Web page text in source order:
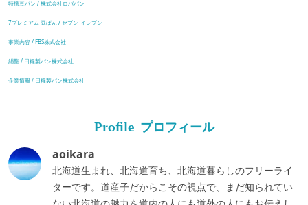
特撰豆パン / 株式会社ロバパン
7プレミアム 豆ぱん / セブン-イレブン
事業内容 / FBS株式会社
絹艶 / 日糧製パン株式会社
企業情報 / 日糧製パン株式会社
Profile プロフィール
aoikara
北海道生まれ、北海道育ち、北海道暮らしのフリーライ
ターです。道産子だからこその視点で、まだ知られてい